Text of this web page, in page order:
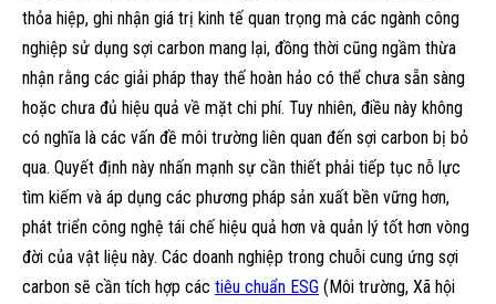
thỏa hiệp, ghi nhận giá trị kinh tế quan trọng mà các ngành công
nghiệp sử dụng sợi carbon mang lại, đồng thời cũng ngầm thừa
nhận rằng các giải pháp thay thế hoàn hảo có thể chưa sẵn sàng
hoặc chưa đủ hiệu quả về mặt chi phí. Tuy nhiên, điều này không
có nghĩa là các vấn đề môi trường liên quan đến sợi carbon bị bỏ
qua. Quyết định này nhấn mạnh sự cần thiết phải tiếp tục nỗ lực
tìm kiếm và áp dụng các phương pháp sản xuất bền vững hơn,
phát triển công nghệ tái chế hiệu quả hơn và quản lý tốt hơn vòng
đời của vật liệu này. Các doanh nghiệp trong chuỗi cung ứng sợi
carbon sẽ cần tích hợp các tiêu chuẩn ESG (Môi trường, Xã hội